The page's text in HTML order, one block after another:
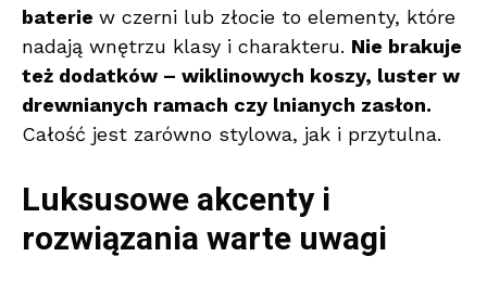
baterie w czerni lub złocie to elementy, które
nadają wnętrzu klasy i charakteru. Nie brakuje
też dodatków – wiklinowych koszy, luster w
drewnianych ramach czy lnianych zasłon.
Całość jest zarówno stylowa, jak i przytulna.
Luksusowe akcenty i
rozwiązania warte uwagi